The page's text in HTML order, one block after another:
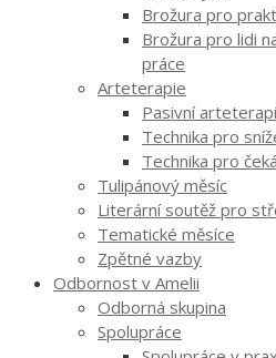
Brožura pro
Brožura pro lidi
práce
Arteterapie
Pasivní
Technika pro
Technika pro
Tulipánový měsíc
Literární soutěž pro
Tematické měsíce
Zpětné vazby
Odbornost v Amelii
Odborná skupina
Spolupráce